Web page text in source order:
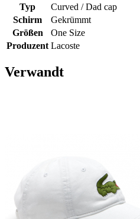
Typ
Curved / Dad cap
Schirm
Gekrümmt
Größen
One Size
Produzent Lacoste
Verwandt